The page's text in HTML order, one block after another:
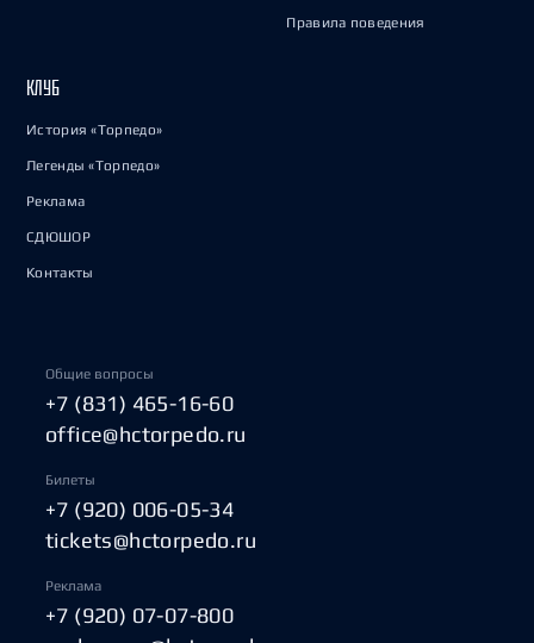
Правила поведения
КЛУБ
История «Торпедо»
Легенды «Торпедо»
Реклама
СДЮШОР
Контакты
Общие вопросы
+7 (831) 465-16-60
office@hctorpedo.ru
Билеты
+7 (920) 006-05-34
tickets@hctorpedo.ru
Реклама
+7 (920) 07-07-800